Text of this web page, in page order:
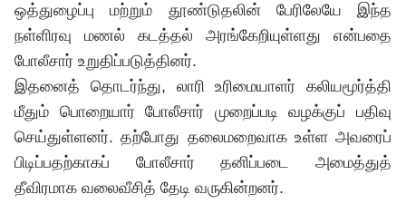
ஒத்துழைப்பு மற்றும் தூண்டுதலின் பேரிலேயே இந்த
நள்ளிரவு மணல் கடத்தல் அரங்கேறியுள்ளது என்பதை
போலீசார் உறுதிப்படுத்தினர்.
இதனைத் தொடர்ந்து, லாரி உரிமையாளர் கலியமூர்த்தி
மீதும் பொறையார் போலீசார் முறைப்படி வழக்குப் பதிவு
செய்துள்ளனர். தற்போது தலைமறைவாக உள்ள அவரைப்
பிடிப்பதற்காகப் போலீசார் தனிப்படை அமைத்துத்
தீவிரமாக வலைவீசித் தேடி வருகின்றனர்.